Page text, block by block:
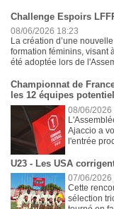
Challenge Espoirs
08/06/2026 18:23
La création d’une
formation féminins, visant
été adoptée lors de
Championnat de
les 12 équipes
08/06/2026
Ajaccio a
l'entrée
U23 - Les USA
07/06/2026
Cette
sélection